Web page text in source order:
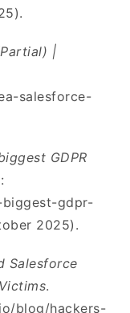
|
salesforce-
GDPR
biggest-gdpr-
2025).
Salesforce
.
blog/hackers-